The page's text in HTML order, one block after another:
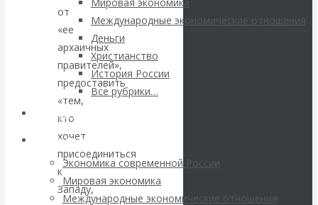
Международные экономические отношения
Деньги
Христианство
История России
Все рубрики…
Авторы РЭОШ
Архив статей
Экономика современной России
Мировая экономика
Международные экономические отношения
Валентин
Катасонов. Кто
определяет
погоду на
финансовых
рынках?
от
«ее
архаичных
правителей»,
предоставить
«тем,
кто
хочет
присоединиться
к
Западу,